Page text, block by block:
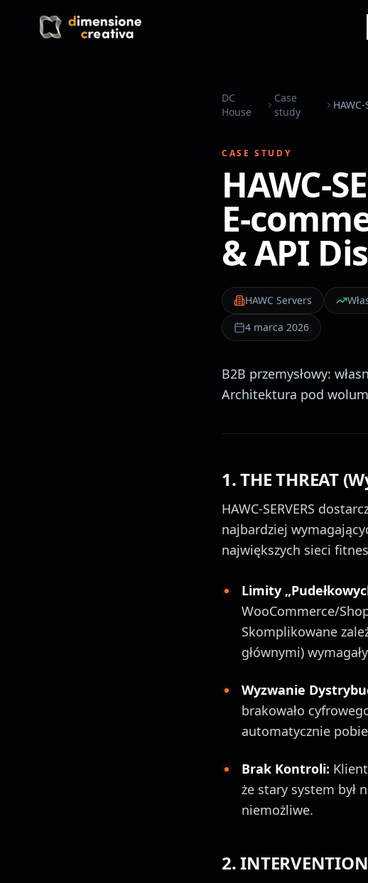
Przejdź do treści
DC
House
Case
study
CASE STUDY
HAWC-
E-
& API
HAWC Servers
4 marca 2026
B2B przemysłowy:
Architektura pod
1. THE THREAT
HAWC-SERVERS
najbardziej
największych sieci
Limity
WooCommerce/
Skomplikowane
głównymi)
Wyzwanie
brakowało
automatycznie
Brak Kontroli:
że stary system był
niemożliwe.
2.